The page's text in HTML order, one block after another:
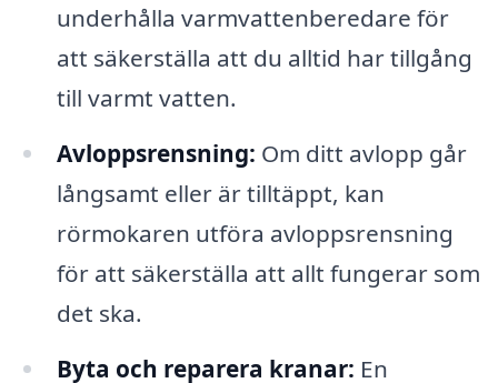
underhålla varmvattenberedare för
att säkerställa att du alltid har tillgång
till varmt vatten.
Avloppsrensning: Om ditt avlopp går
långsamt eller är tilltäppt, kan
rörmokaren utföra avloppsrensning
för att säkerställa att allt fungerar som
det ska.
Byta och reparera kranar: En